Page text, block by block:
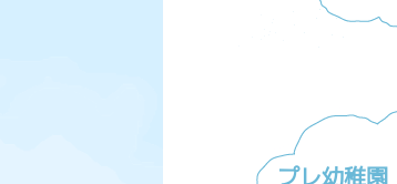
プレ幼稚園